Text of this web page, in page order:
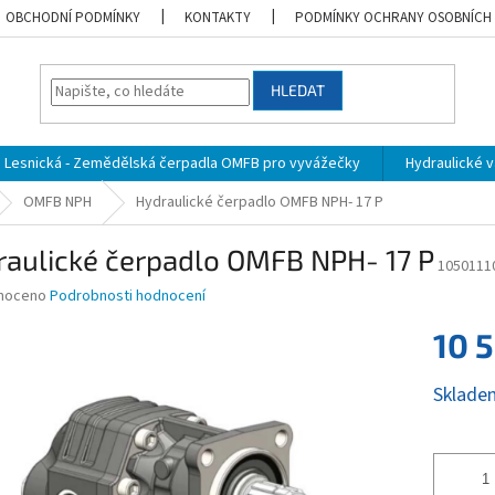
OBCHODNÍ PODMÍNKY KONTAKTY PODMÍNKY OCHRANY OSOBNÍCH
HLEDAT
Lesnická - Zemědělská čerpadla OMFB pro vyvážečky Hydraulické
OMFB NPH Hydraulické čerpadlo OMFB NPH- 17 P
čerpadlo OMFB NPH- 17 P
Podrobnosti hodnocení
10
Měrná
cena: